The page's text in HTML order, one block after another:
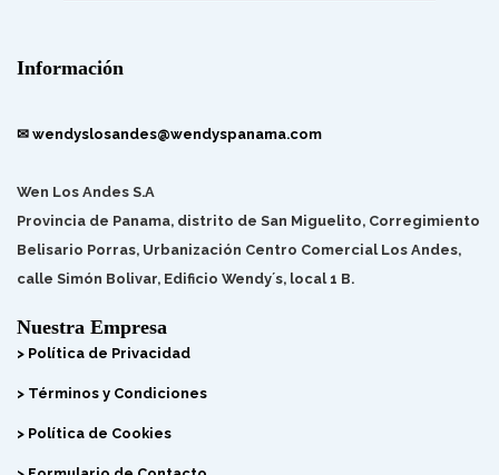
Información
✉ wendyslosandes@wendyspanama.com
Wen Los Andes S.A
Provincia de Panama, distrito de San Miguelito, Corregimiento
Belisario Porras, Urbanización Centro Comercial Los Andes,
calle Simón Bolivar, Edificio Wendy´s, local 1 B.
Nuestra Empresa
> Política de Privacidad
> Términos y Condiciones
> Política de Cookies